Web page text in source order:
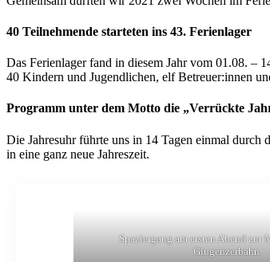
40 Teilnehmende starteten ins 43. Ferienlager
Das Ferienlager fand in diesem Jahr vom 01.08. –
40 Kindern und Jugendlichen, elf Betreuer:innen
Programm unter dem Motto die „Verrückte
Die Jahresuhr führte uns in 14 Tagen einmal durch
in eine ganz neue Jahreszeit.
Spaziergang am ersten Abend zur
Glugenzerbahn.